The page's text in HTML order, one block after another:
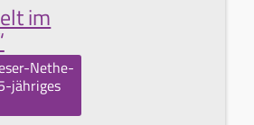
im
Nethe-
jähriges